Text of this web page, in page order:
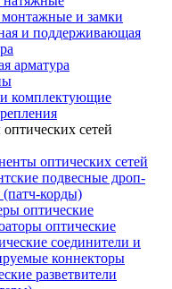
и замки
и поддерживающая
арматура
комплектующие
сетей
оптических сетей
подвесные дроп-
(патч-корды)
оптические
оптические
соединители и
коннекторы
разветвители